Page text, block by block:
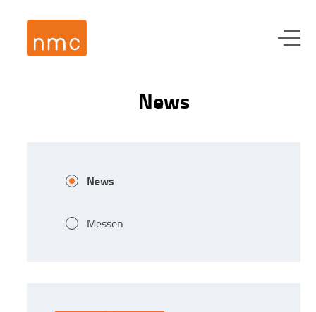
News
News
Messen